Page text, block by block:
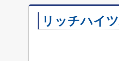
リッチハイ